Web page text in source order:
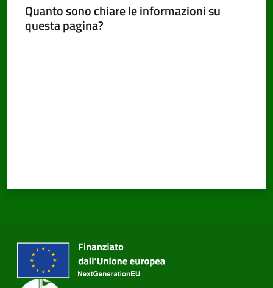
Quanto sono chiare le informazioni su
questa pagina?